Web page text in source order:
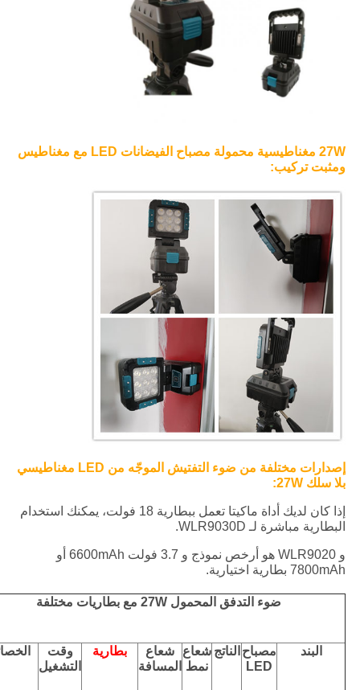
27W مغناطيسية محمولة مصباح الفيضانات LED مع مغناطيس
ومثبت تركيب:
إصدارات مختلفة من ضوء التفتيش الموجّه من LED مغناطيسي
بلا سلك 27W:
إذا كان لديك أداة ماكيتا تعمل ببطارية 18 فولت، يمكنك استخدام
البطارية مباشرة لـ WLR9030D.
و WLR9020 هو أرخص نموذج و 3.7 فولت 6600mAh أو
7800mAh بطارية اختيارية.
ضوء التدفق المحمول 27W مع بطاريات مختلفة
البند
مصباح
LED
الناتج شعاع
نمط
شعاع
المسافة
بطارية
وقت
التشغيل